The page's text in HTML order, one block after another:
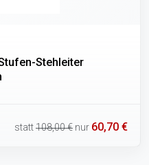
Stehleiter
statt108,00 € nur 60,70 €